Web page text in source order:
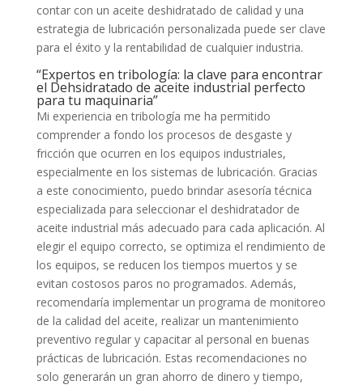
contar con un aceite deshidratado de calidad y una
estrategia de lubricación personalizada puede ser clave
para el éxito y la rentabilidad de cualquier industria.
“Expertos en tribología: la clave para encontrar
el Dehsidratado de aceite industrial perfecto
para tu maquinaria”
Mi experiencia en tribología me ha permitido
comprender a fondo los procesos de desgaste y
fricción que ocurren en los equipos industriales,
especialmente en los sistemas de lubricación. Gracias
a este conocimiento, puedo brindar asesoría técnica
especializada para seleccionar el deshidratador de
aceite industrial más adecuado para cada aplicación. Al
elegir el equipo correcto, se optimiza el rendimiento de
los equipos, se reducen los tiempos muertos y se
evitan costosos paros no programados. Además,
recomendaría implementar un programa de monitoreo
de la calidad del aceite, realizar un mantenimiento
preventivo regular y capacitar al personal en buenas
prácticas de lubricación. Estas recomendaciones no
solo generarán un gran ahorro de dinero y tiempo,